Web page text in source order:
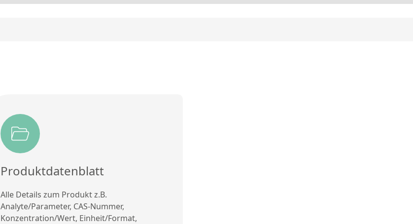
Produktdatenblatt
Alle Details zum Produkt z.B.
Analyte/Parameter, CAS-Nummer,
Konzentration/Wert, Einheit/Format,